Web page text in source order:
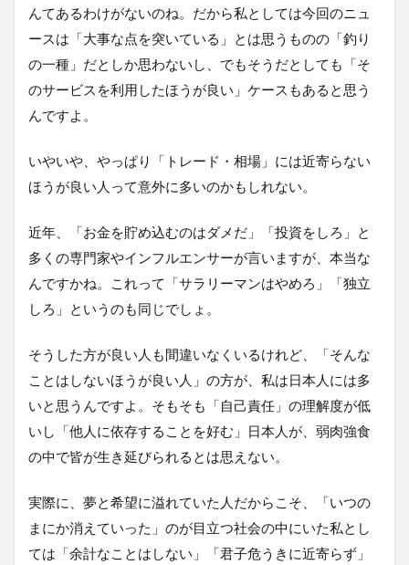
んてあるわけがないのね。だから私としては今回のニュ
ースは「大事な点を突いている」とは思うものの「釣り
の一種」だとしか思わないし、でもそうだとしても「そ
のサービスを利用したほうが良い」ケースもあると思う
んですよ。
いやいや、やっぱり「トレード・相場」には近寄らない
ほうが良い人って意外に多いのかもしれない。
近年、「お金を貯め込むのはダメだ」「投資をしろ」と
多くの専門家やインフルエンサーが言いますが、本当な
んですかね。これって「サラリーマンはやめろ」「独立
しろ」というのも同じでしょ。
そうした方が良い人も間違いなくいるけれど、「そんな
ことはしないほうが良い人」の方が、私は日本人には多
いと思うんですよ。そもそも「自己責任」の理解度が低
いし「他人に依存することを好む」日本人が、弱肉強食
の中で皆が生き延びられるとは思えない。
実際に、夢と希望に溢れていた人だからこそ、「いつの
まにか消えていった」のが目立つ社会の中にいた私とし
ては「余計なことはしない」「君子危うきに近寄らず」